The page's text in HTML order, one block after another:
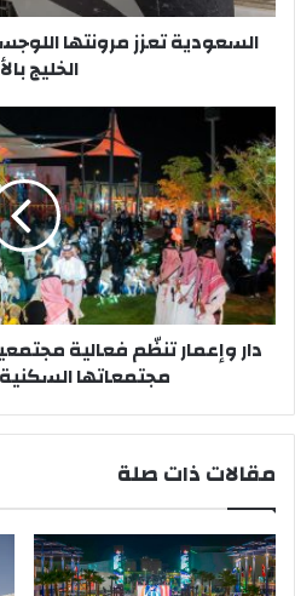
الخليج
بالأردن
السعودية تعزز مرونتها
الخليج
وإعمار
تنظّم
فعالية
مجتمعية
بمناسبة
عيد
الفطر
في
مجتمعاتها
دار وإعمار تنظّم فعالية
مجتمعاتها
مقالات ذات صلة